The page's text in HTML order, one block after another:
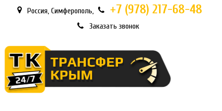
Россия, Симферополь, +7 (978) 217-68-48
Заказать звонок